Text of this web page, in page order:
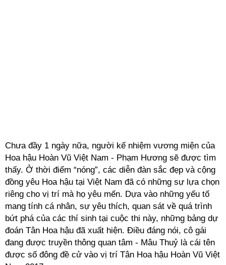
Chưa đầy 1 ngày nữa, người kế nhiệm vương miện của
Hoa hậu Hoàn Vũ Việt Nam - Phạm Hương sẽ được tìm
thấy. Ở thời điểm “nóng”, các diễn đàn sắc đẹp và cộng
đồng yêu Hoa hậu tại Việt Nam đã có những sự lựa chọn
riêng cho vị trí mà họ yêu mến. Dựa vào những yếu tố
mang tính cá nhân, sự yêu thích, quan sát về quá trình
bứt phá của các thí sinh tại cuộc thi này, những bảng dự
đoán Tân Hoa hậu đã xuất hiện. Điều đáng nói, cô gái
đang được truyền thông quan tâm - Mâu Thuỷ là cái tên
được số đông đề cử vào vị trí Tân Hoa hậu Hoàn Vũ Việt